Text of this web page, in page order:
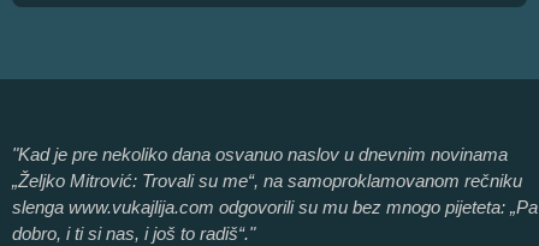
"Kad je pre nekoliko dana osvanuo naslov u dnevnim novinama
„Željko Mitrović: Trovali su me“, na samoproklamovanom rečniku
slenga www.vukajlija.com odgovorili su mu bez mnogo pijeteta: „Pa
dobro, i ti si nas, i još to radiš“."